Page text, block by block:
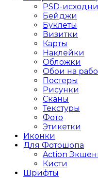
PSD-
Бейджи
Буклеты
Визитки
Карты
Наклейки
Обложки
Обои на
Постеры
Рисунки
Сканы
Текстуры
Фото
Этикетки
Иконки
Для Фотошопа
Action
Кисти
Шрифты